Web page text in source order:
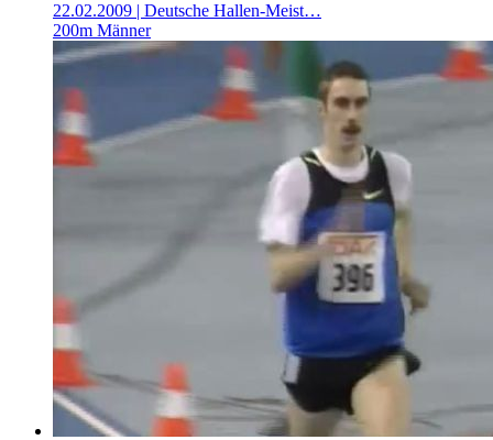
22.02.2009 | Deutsche Hallen-Meist…
200m Männer